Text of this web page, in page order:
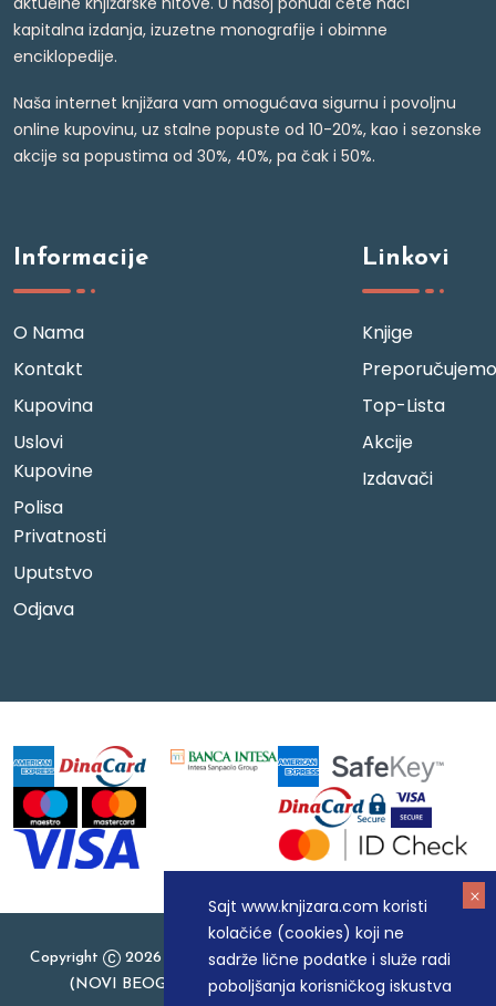
Sajt www.knjizara.com koristi
kolačiće (cookies) koji ne
sadrže lične podatke i služe radi
poboljšanja korisničkog iskustva
kapitalna izdanja, izuzetne monografije i obimne
enciklopedije.
Naša internet knjižara vam omogućava sigurnu i povoljnu
online kupovinu, uz stalne popuste od 10-20%, kao i sezonske
akcije sa popustima od 30%, 40%, pa čak i 50%.
Informacije
O Nama
Kontakt
Kupovina
Uslovi
Kupovine
Polisa
Privatnosti
Uputstvo
Odjava
Linkovi
Knjige
Preporučujemo
Top-Lista
Akcije
Izdavači
Copyright
2026 Knjizara.com - MAKART DOO BEOGRAD
(NOVI BEOGRAD), PIB: 105184104, MB: 20337524